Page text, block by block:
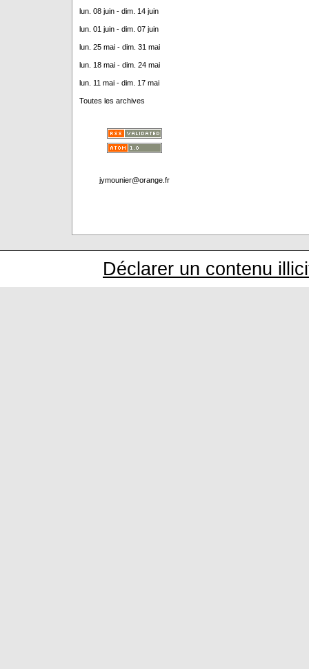
lun. 08 juin - dim. 14 juin
lun. 01 juin - dim. 07 juin
lun. 25 mai - dim. 31 mai
lun. 18 mai - dim. 24 mai
lun. 11 mai - dim. 17 mai
Toutes les archives
jymounier@orange.fr
Déclarer un contenu